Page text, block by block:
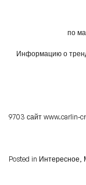
по
Информацию о
тел.
9703 сайт www.carlin-
Posted in Интересное,